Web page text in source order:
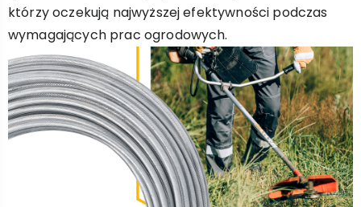
którzy oczekują najwyższej efektywności podczas
wymagających prac ogrodowych.